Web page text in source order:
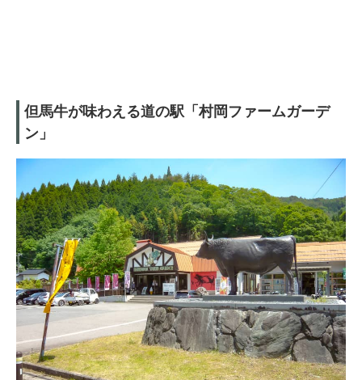
但馬牛が味わえる道の駅「村岡ファームガーデ
ン」